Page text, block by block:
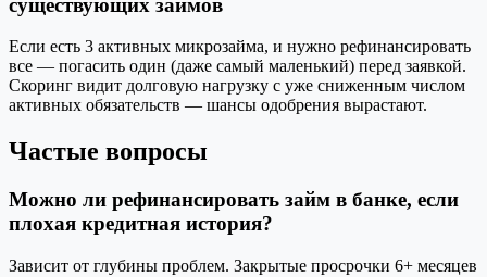
Если есть 3 активных микрозайма, и нужно рефинансировать
все — погасить один (даже самый маленький) перед заявкой.
Скоринг видит долговую нагрузку с уже сниженным числом
активных обязательств — шансы одобрения вырастают.
Частые вопросы
Можно ли рефинансировать займ в банке, если
плохая кредитная история?
Зависит от глубины проблем. Закрытые просрочки 6+ месяцев